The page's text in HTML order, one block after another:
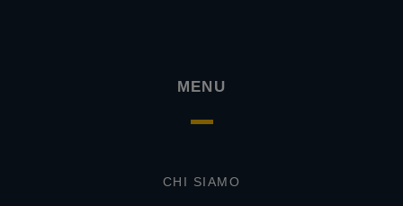
MENU
CHI SIAMO